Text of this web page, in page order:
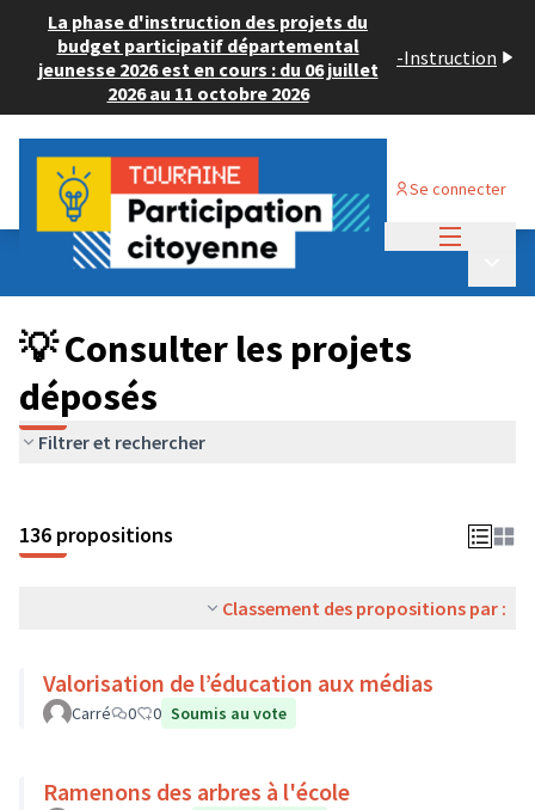
La phase d'instruction des projets du
budget participatif départemental
jeunesse 2026 est en cours : du 06 juillet
2026 au 11 octobre 2026
-Instruction
Se connecter
Budget Participatif JEUNESSE 2024
💡 Consulter les projets déposés
💡 Consulter les projets
déposés
Filtrer et rechercher
136 propositions
Classement des propositions par :
Valorisation de l’éducation aux médias
Carré 0 0 Soumis au vote
Ramenons des arbres à l'école